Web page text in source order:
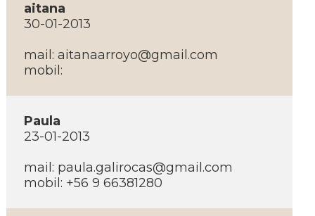
aitana
30-01-2013
mail: aitanaarroyo@gmail.com
mobil:
Paula
23-01-2013
mail: paula.galirocas@gmail.com
mobil: +56 9 66381280